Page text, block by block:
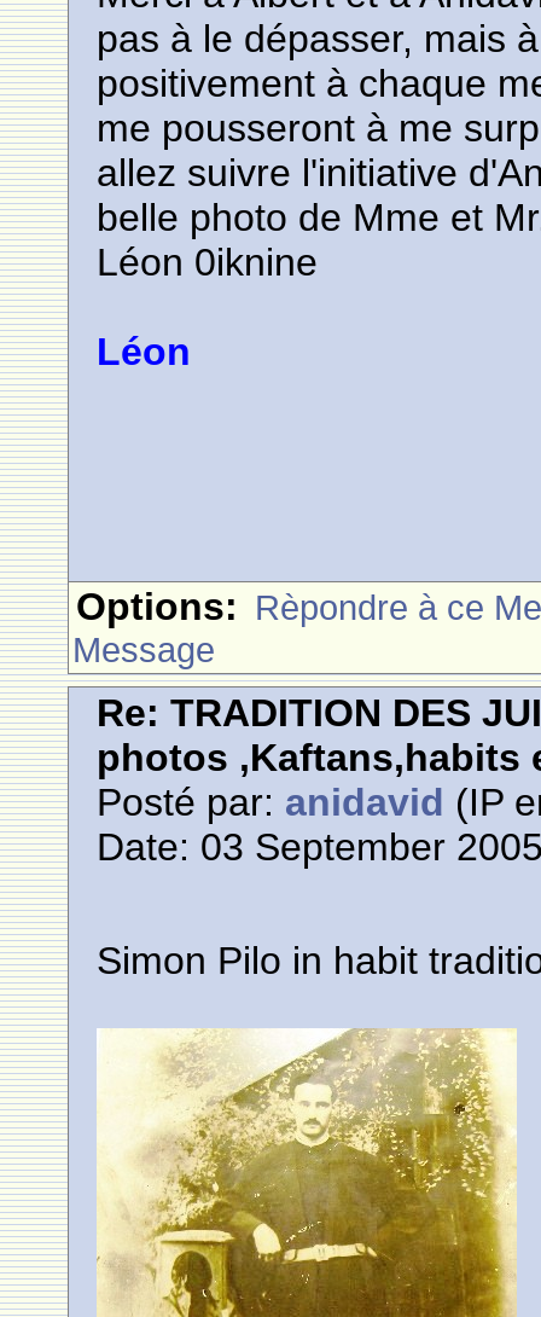
pas à le dépasser, mais
positivement à chaque
me pousseront à me
allez suivre l'initiative
belle photo de Mme et
Léon 0iknine
Léon
Options: Rèpondre à ce
Message
Re: TRADITION DES
photos ,Kaftans,habits
Posté par: anidavid (IP
Date: 03 September
Simon Pilo in habit